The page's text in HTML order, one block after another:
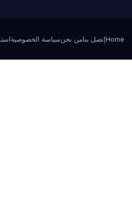
Homeإتصل بنامن نحنسياسة الخصوصية